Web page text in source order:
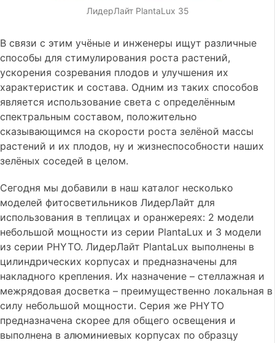
ЛидерЛайт PlantaLux 35
В связи с этим учёные и инженеры ищут различные
способы для стимулирования роста растений,
ускорения созревания плодов и улучшения их
характеристик и состава. Одним из таких способов
является использование света с определённым
спектральным составом, положительно
сказывающимся на скорости роста зелёной массы
растений и их плодов, ну и жизнеспособности наших
зелёных соседей в целом.
Сегодня мы добавили в наш каталог несколько
моделей фитосветильников ЛидерЛайт для
использования в теплицах и оранжереях: 2 модели
небольшой мощности из серии PlantaLux и 3 модели
из серии PHYTO. ЛидерЛайт PlantaLux выполнены в
цилиндрических корпусах и предназначены для
накладного крепления. Их назначение – стеллажная и
межрядовая досветка – преимущественно локальная в
силу небольшой мощности. Серия же PHYTO
предназначена скорее для общего освещения и
выполнена в алюминиевых корпусах по образцу